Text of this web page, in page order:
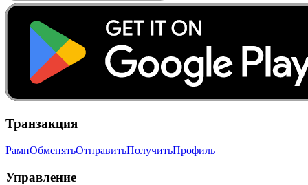
Транзакция
РампОбменятьОтправитьПолучитьПрофиль
Управление